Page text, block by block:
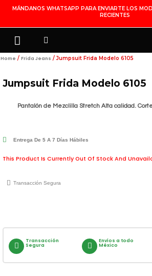
Contenido
MÁNDANOS WHATSAPP PARA ENVIARTE LOS
RECIENTES
MenuSearch
Home / Frida Jeans / Jumpsuit Frida Modelo 6105
Jumpsuit Frida Modelo 6105
Pantalón de Mezclilla Stretch Alta calidad.
Entrega De 5 A 7 Días Hábiles
This Product Is Currently Out Of Stock And
Transacción Segura
Transacción
Segura
Envíos a todo
México